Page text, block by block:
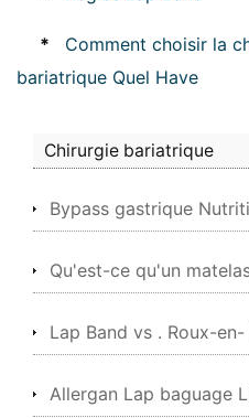
*
Comment choisir la
bariatrique Quel Have
Chirurgie bariatrique
Bypass gastrique
Qu'est-ce qu'un
Lap Band vs . Roux-en-
Allergan Lap baguage